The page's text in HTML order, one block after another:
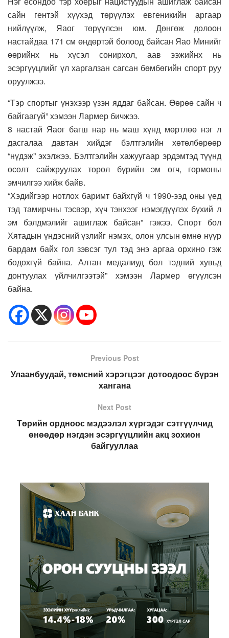
сайн гентэй хүүхэд төрүүлэх евгеникийн аргаар
нийлүүлж, Яаог төрүүлсэн юм. Дөнгөж долоон
настайдаа 171 см өндөртэй болоод байсан Яао Минийг
өөрийнх нь хүсэл сонирхол, аав ээжийнх нь
эсэргүүцлийг үл харгалзан сагсан бөмбөгийн спорт руу
оруулжээ.
“Тэр спортыг үнэхээр үзэн яддаг байсан. Өөрөө сайн ч
байгаагүй” хэмээн Лармер бичжээ.
8 настай Яаог багш нар нь маш хүнд мөртлөө нэг л
дасгалаа давтан хийдэг бэлтгэлийн хөтөлбөрөөр
“нүдэж” эхэлжээ. Бэлтгэлийн хажуугаар эрдэмтэд түүнд
өсөлт сайжруулах төрөл бүрийн эм өгч, гормоны
эмчилгээ хийж байв.
“Хэдийгээр нотлох баримт байхгүй ч 1990-ээд оны үед
тэд тамирчны тэсвэр, хүч тэнхээг нэмэгдүүлэх бүхий л
эм бэлдмэлийг ашиглаж байсан” гэжээ. Спорт бол
Хятадын үндэсний үзлийг нэмэх, олон улсын өмнө нүүр
бардам байх гол зэвсэг тул тэд энэ аргаа орхино гэж
бодохгүй байна. Алтан медалиуд бол тэдний хувьд
донтуулах үйлчилгээтэй” хэмээн Лармер өгүүлсэн
байна.
Previous Post
Улаанбуудай, төмсний хэрэгцээг дотоодоос бүрэн
хангана
Next Post
Төрийн ордноос мэдээлэл хүргэдэг сэтгүүлчид
өнөөдөр нэгдэн эсэргүүцлийн акц зохион
байгууллаа